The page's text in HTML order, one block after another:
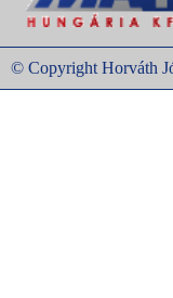
© Copyright Horváth